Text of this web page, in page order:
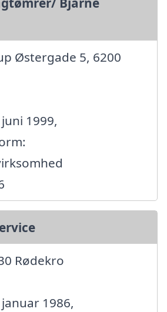
Østergade 5, 6200
1999,
Rødekro
1986,